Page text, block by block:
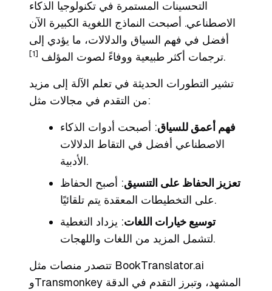
التحسينات المستمرة في تكنولوجيا الذكاء
الاصطناعي. أصبحت النماذج اللغوية الكبيرة الآن
أفضل في فهم السياق والدلالات، ما يؤدي إلى
ترجمات أكثر طبيعية ووفاءً لصوت المؤلف [1] .
تشير التطورات الحديثة في تعلم الآلة إلى مزيد
من التقدم في مجالات مثل:
فهم أعمق للسياق: أصبحت أدوات الذكاء
الاصطناعي أفضل في التقاط الدلالات
الأدبية.
تعزيز الحفاظ على التنسيق: أصبح الحفاظ
على التخطيطات المعقدة يتم تلقائيًا.
توسيع خيارات اللغات: يزداد التغطية
لتشمل المزيد من اللغات واللهجات.
تتصدر منصات مثل BookTranslator.ai
وTransmonkey المشهد، وتبرز التقدم في الدقة